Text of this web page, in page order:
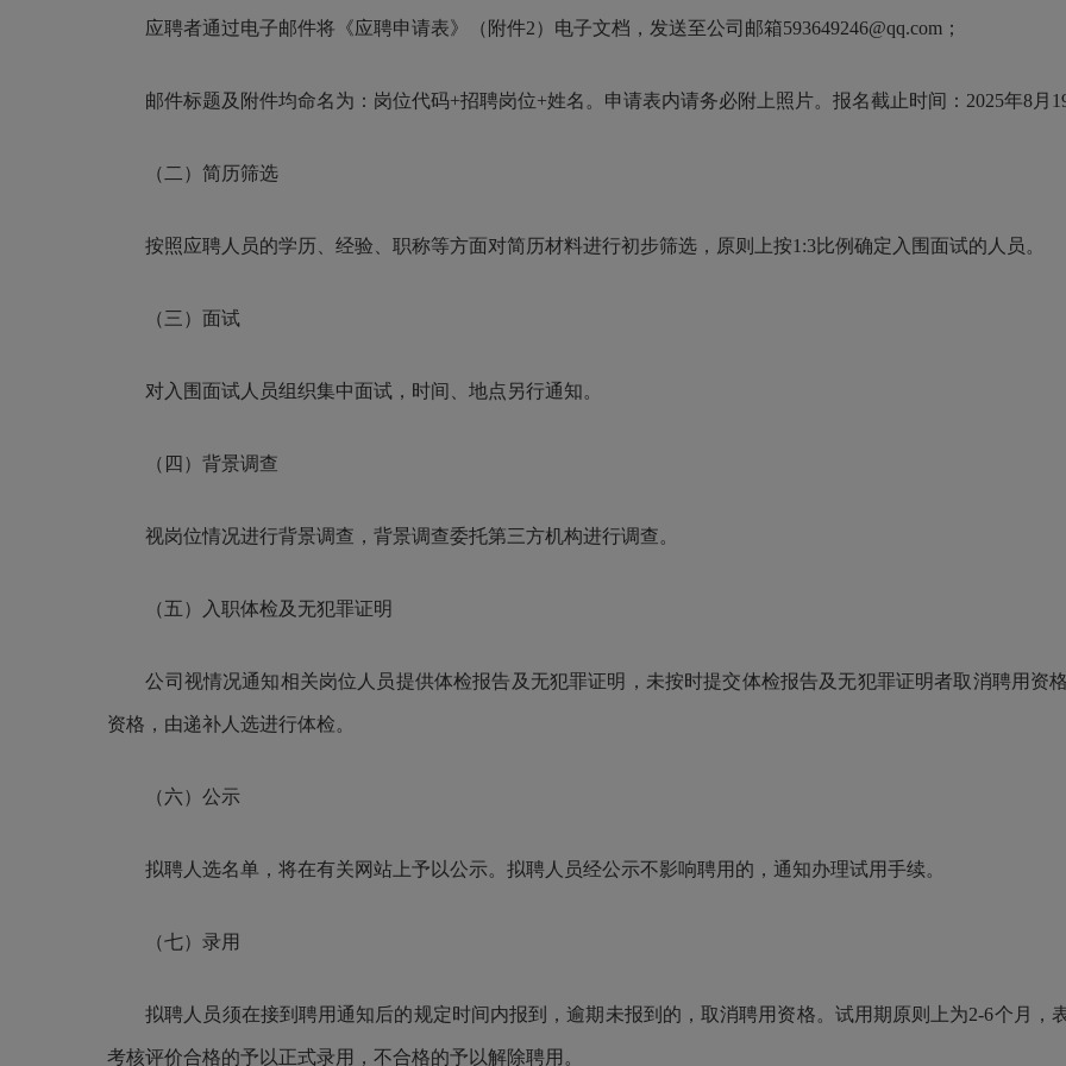
应聘者通过电子邮件将《应聘申请表》 （ 附件2） 电子文档，发送至公司 邮箱593649246@qq.com；
邮件标题及附件均命名为：岗位代码+招聘岗位+姓名。申请表内请务必附上照片。报名截止时间：2025年8月
（二）简历筛选
按照应聘人员的学历、经验、职称等方面对简历材料进行初步筛选 ，原则上按1:3比例确定入围面试的人员 。
（三）面试
对入围面试人员组织集中面试，时间、地点另行通知。
（四）背景调查
视岗位情况进行背景调查，背景调查委托第三方机构进行调查。
（五）入职体检及无犯罪证明
公司 视情况通知相关岗位人员提供体检报告及无犯罪证明，未按时提交体检报告及无犯罪证明者取消聘用资
资格，由递补人选进行体检。
（六）公示
拟聘人选名单，将在有关网站上予以公示。拟聘人员经公示不影响聘用的，通知办理试用手续。
（七）录用
拟聘人员须在接到聘用通知后的规定时间内报到，逾期未报到的，取消聘用资格。试用期原则 上为2-6个月，
考核评价合格的予以正式录用，不合格的予以解除聘用。